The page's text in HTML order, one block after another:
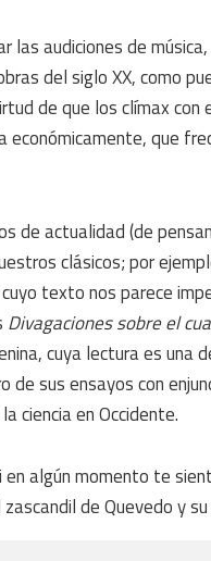
audiciones de
del siglo XX, como
de que los clímax
que
de actualidad (de
clásicos; por
texto nos parece
Divagaciones sobre el
cuya lectura es una
sus ensayos con
ciencia en Occidente.
algún momento te
de Quevedo y